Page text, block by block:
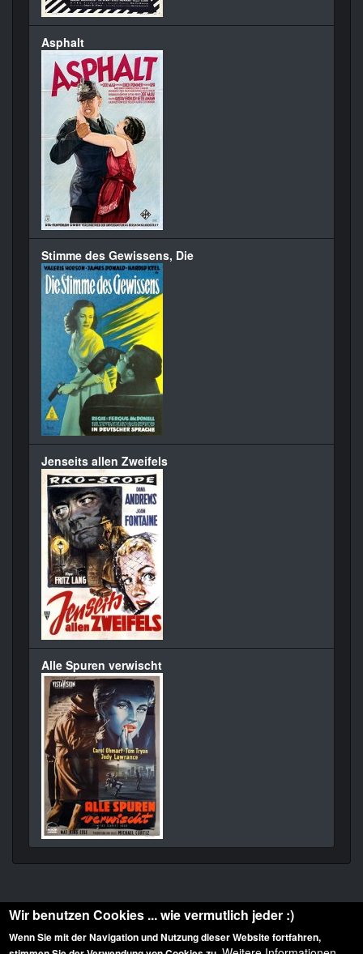
Asphalt
Stimme des Gewissens, Die
Jenseits allen Zweifels
Alle Spuren verwischt
Wir benutzen Cookies ... wie vermutlich jeder :)
Wenn Sie mit der Navigation und Nutzung dieser Website fortfahren,